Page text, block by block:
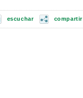
escuchar compartir